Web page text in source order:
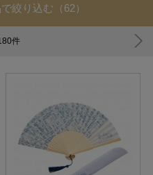
絞り込む（62）
件